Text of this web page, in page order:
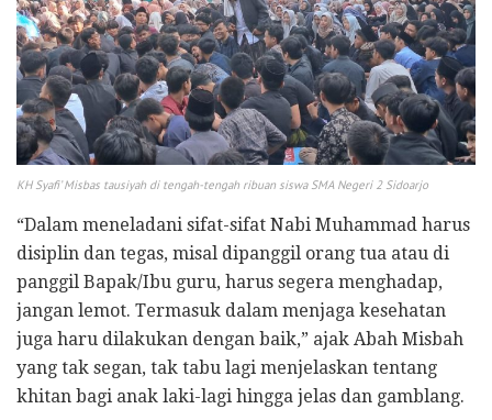
KH Syafi’ Misbas tausiyah di tengah-tengah ribuan siswa SMA Negeri 2 Sidoarjo
“Dalam meneladani sifat-sifat Nabi Muhammad harus
disiplin dan tegas, misal dipanggil orang tua atau di
panggil Bapak/Ibu guru, harus segera menghadap,
jangan lemot. Termasuk dalam menjaga kesehatan
juga haru dilakukan dengan baik,” ajak Abah Misbah
yang tak segan, tak tabu lagi menjelaskan tentang
khitan bagi anak laki-lagi hingga jelas dan gamblang.